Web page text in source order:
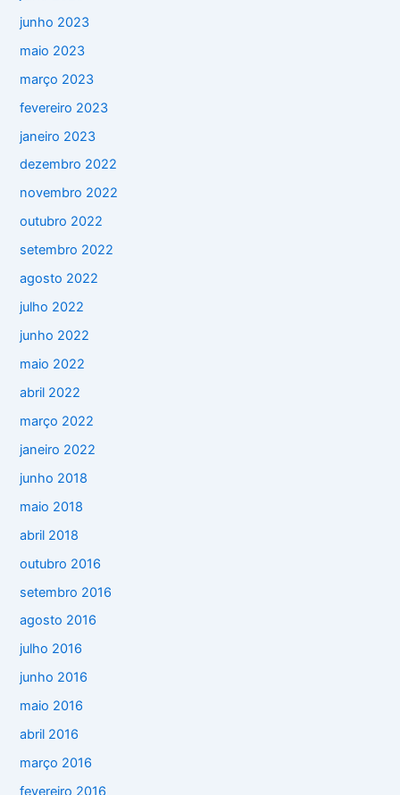
junho 2023
maio 2023
março 2023
fevereiro 2023
janeiro 2023
dezembro 2022
novembro 2022
outubro 2022
setembro 2022
agosto 2022
julho 2022
junho 2022
maio 2022
abril 2022
março 2022
janeiro 2022
junho 2018
maio 2018
abril 2018
outubro 2016
setembro 2016
agosto 2016
julho 2016
junho 2016
maio 2016
abril 2016
março 2016
fevereiro 2016